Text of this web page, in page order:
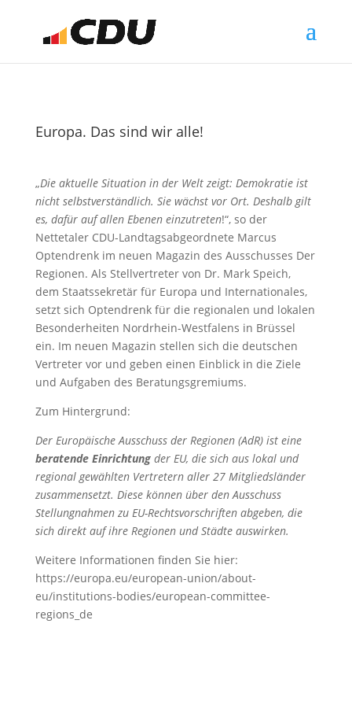
Europa. Das sind wir alle!
„Die aktuelle Situation in der Welt zeigt: Demokratie ist
nicht selbstverständlich. Sie wächst vor Ort. Deshalb gilt
es, dafür auf allen Ebenen einzutreten!“, so der
Nettetaler CDU-Landtagsabgeordnete Marcus
Optendrenk im neuen Magazin des Ausschusses Der
Regionen. Als Stellvertreter von Dr. Mark Speich,
dem Staatssekretär für Europa und Internationales,
setzt sich Optendrenk für die regionalen und lokalen
Besonderheiten Nordrhein-Westfalens in Brüssel
ein. Im neuen Magazin stellen sich die deutschen
Vertreter vor und geben einen Einblick in die Ziele
und Aufgaben des Beratungsgremiums.
Zum Hintergrund:
Der Europäische Ausschuss der Regionen (AdR) ist eine
beratende Einrichtungder EU, die sich aus lokal und
regional gewählten Vertretern aller 27 Mitgliedsländer
zusammensetzt. Diese können über den Ausschuss
Stellungnahmen zu EU-Rechtsvorschriften abgeben, die
sich direkt auf ihre Regionen und Städte auswirken.
Weitere Informationen finden Sie hier:
https://europa.eu/european-union/about-
eu/institutions-bodies/european-committee-
regions_de